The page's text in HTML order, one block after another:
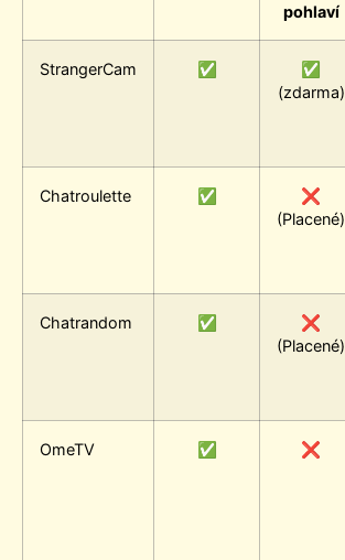
pohlaví
StrangerCam ✅
✅
(zdarma)
Chatroulette ✅
❌
(Placené)
Chatrandom ✅
❌
(Placené)
OmeTV ✅ ❌